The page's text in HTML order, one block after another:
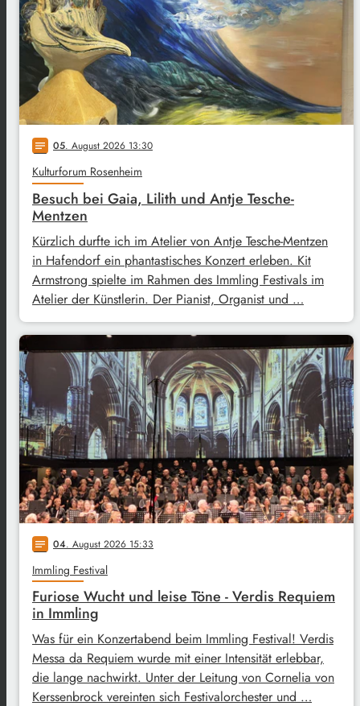
notes 05. August 2026 13:30
Kulturforum Rosenheim
Besuch bei Gaia, Lilith und Antje Tesche-
Mentzen
Kürzlich durfte ich im Atelier von Antje Tesche-Mentzen
in Hafendorf ein phantastisches Konzert erleben. Kit
Armstrong spielte im Rahmen des Immling Festivals im
Atelier der Künstlerin. Der Pianist, Organist und …
notes 04. August 2026 15:33
Immling Festival
Furiose Wucht und leise Töne - Verdis Requiem
in Immling
Was für ein Konzertabend beim Immling Festival! Verdis
Messa da Requiem wurde mit einer Intensität erlebbar,
die lange nachwirkt. Unter der Leitung von Cornelia von
Kerssenbrock vereinten sich Festivalorchester und …